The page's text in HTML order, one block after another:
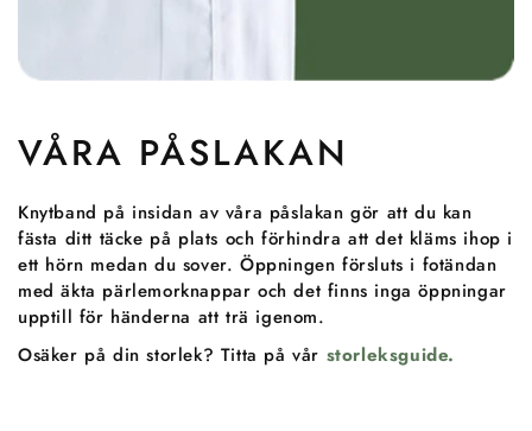
VÅRA PÅSLAKAN
Knytband på insidan av våra påslakan gör att du kan
fästa ditt täcke på plats och förhindra att det kläms ihop i
ett hörn medan du sover. Öppningen försluts i fotändan
med äkta pärlemorknappar och det finns inga öppningar
upptill för händerna att trä igenom.
Osäker på din storlek? Titta på vår storleksguide.